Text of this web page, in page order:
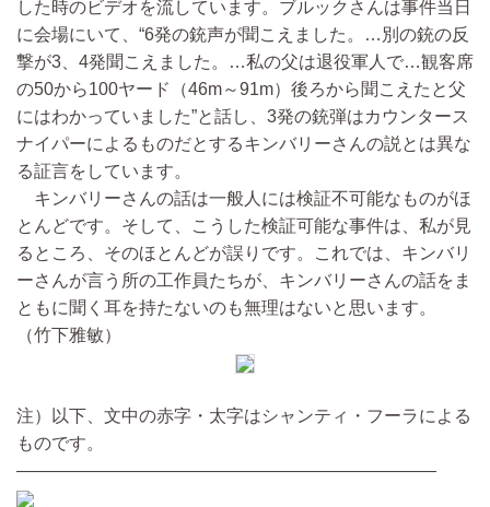
した時のビデオを流しています。ブルックさんは事件当日
に会場にいて、“6発の銃声が聞こえました。…別の銃の反
撃が3、4発聞こえました。…私の父は退役軍人で…観客席
の50から100ヤード（46m～91m）後ろから聞こえたと父
にはわかっていました”と話し、3発の銃弾はカウンタース
ナイパーによるものだとするキンバリーさんの説とは異な
る証言をしています。
キンバリーさんの話は一般人には検証不可能なものがほ
とんどです。そして、こうした検証可能な事件は、私が見
るところ、そのほとんどが誤りです。これでは、キンバリ
ーさんが言う所の工作員たちが、キンバリーさんの話をま
ともに聞く耳を持たないのも無理はないと思います。
（竹下雅敏）
注）以下、文中の赤字・太字はシャンティ・フーラによる
ものです。
————————————————————————